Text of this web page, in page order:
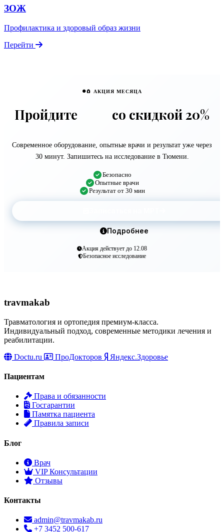
ЗОЖ
Профилактика и здоровый образ жизни
Перейти
🧲 АКЦИЯ МЕСЯЦА
Пройдите со скидкой 20%
Современное оборудование, опытные врачи и результат уже через
30 минут. Запишитесь на исследование в Тюмени.
Безопасно
Опытные врачи
Результат от 30 мин
Подробнее
Акция действует до 12.08
Безопасное исследование
travmakab
Травматология и ортопедия премиум-класса.
Индивидуальный подход, современные методики лечения и
реабилитации.
Doctu.ru
ПроДокторов Яндекс.Здоровье
Пациентам
Права и обязанности
Госгарантии
Памятка пациента
Правила записи
Блог
Врач
VIP Консультации
Отзывы
Контакты
admin@travmakab.ru
+7 3452 500-617